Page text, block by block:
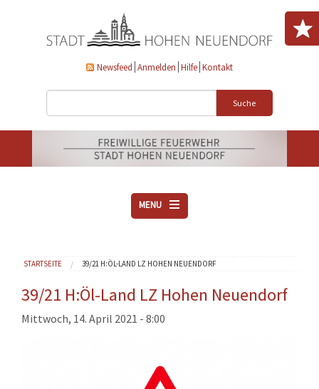
Newsfeed Anmelden Hilfe Kontakt
Suche
MENU
VEREINE
AKTUELLES
DOWNLOADS
EINSÄTZE
Sie sind hier
STARTSEITE 39/21 H:ÖL-LAND LZ HOHEN NEUENDORF
39/21 H:Öl-Land LZ Hohen Neuendorf
Mittwoch, 14. April 2021 - 8:00